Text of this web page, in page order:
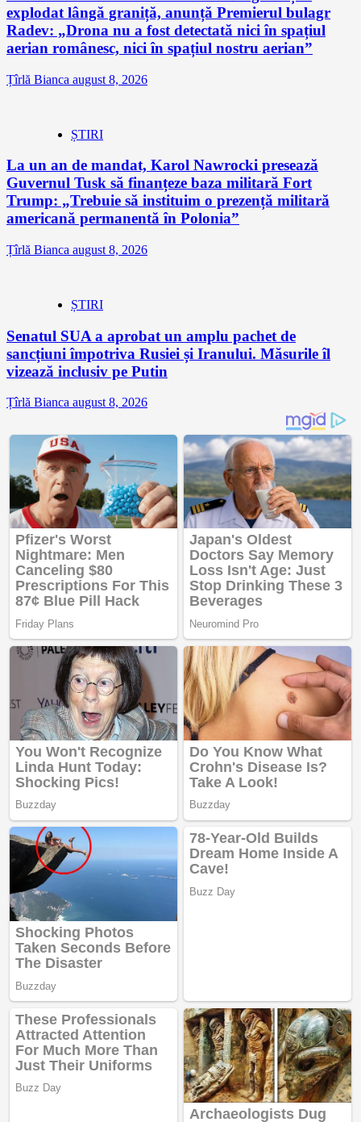
explodat lângă graniță, anunță Premierul bulagr
Radev: „Drona nu a fost detectată nici în spațiul
aerian românesc, nici în spațiul nostru aerian”
Țîrlă Bianca august 8, 2026
ȘTIRI
La un an de mandat, Karol Nawrocki presează
Guvernul Tusk să finanțeze baza militară Fort
Trump: „Trebuie să instituim o prezență militară
americană permanentă în Polonia”
Țîrlă Bianca august 8, 2026
ȘTIRI
Senatul SUA a aprobat un amplu pachet de
sancțiuni împotriva Rusiei și Iranului. Măsurile îl
vizează inclusiv pe Putin
Țîrlă Bianca august 8, 2026